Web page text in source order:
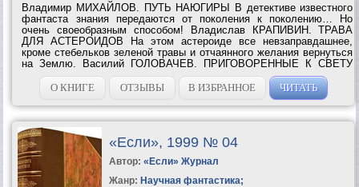
Владимир МИХАЙЛОВ. ПУТЬ НАЮГИРЫ В детективе известного
фантаста знания передаются от поколения к поколению… Но
очень своеобразным способом! Владислав КРАПИВИН. ТРАВА
ДЛЯ АСТЕРОИДОВ На этом астероиде все невзаправдашнее,
кроме стебельков зеленой травы и отчаянного желания вернуться
на Землю. Василий ГОЛОВАЧЕВ. ПРИГОВОРЕННЫЕ К СВЕТУ
Современные злодеи с удовольствием используют достижения
науки в своих целях. ...
О КНИГЕ ОТЗЫВЫ В ИЗБРАННОЕ ЧИТАТЬ
«Если», 1999 № 04
Автор: «Если» Журнал
Жанр: Научная фантастика;